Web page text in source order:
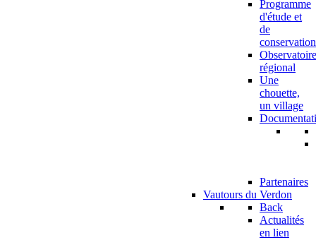
Programme
d'étude et
de
conservation
Observatoire
régional
Une
chouette,
un village
Partenaires
Vautours du Verdon
Back
Actualités
en lien